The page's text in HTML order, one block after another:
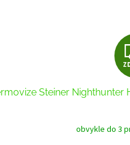
Steiner Nighthunter
obvykle do 3